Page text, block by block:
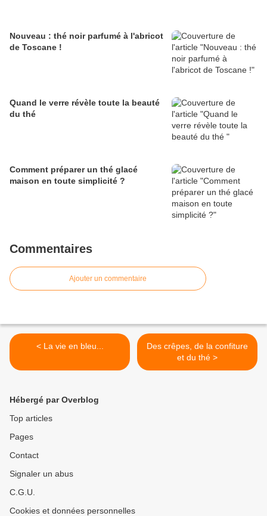
Nouveau : thé noir parfumé à l'abricot
de Toscane !
Quand le verre révèle toute la beauté
du thé
Comment préparer un thé glacé
maison en toute simplicité ?
Commentaires
Ajouter un commentaire
< La vie en bleu...
Des crêpes, de la confiture
et du thé >
Hébergé par Overblog
Top articles
Pages
Contact
Signaler un abus
C.G.U.
Cookies et données personnelles